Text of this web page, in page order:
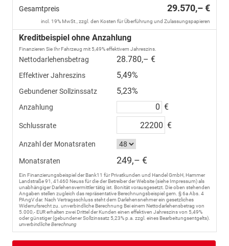
Gesamtpreis 29.570,– €
incl. 19% MwSt., zzgl. den Kosten für Überführung und Zulassungspapieren
Kreditbeispiel ohne Anzahlung
Finanzieren Sie Ihr Fahrzeug mit 5,49% effektivem Jahreszins.
Nettodarlehensbetrag 28.780,– €
Effektiver Jahreszins 5,49%
Gebundener Sollzinssatz 5,23%
Anzahlung €
Schlussrate €
Anzahl der Monatsraten
Monatsraten 249,– €
Ein Finanzierungsbeispiel der Bank11 für Privatkunden und Handel GmbH, Hammer
Landstraße 91, 41460 Neuss für die der Betreiber der Website (siehe Impressum) als
unabhängiger Darlehensvermittler tätig ist. Bonität vorausgesetzt. Die oben stehenden
Angaben stellen zugleich das repräsentative Berechnungsbeispiel gem. § 6a Abs. 4
PAngV dar. Nach Vertragsschluss steht dem Darlehensnehmer ein gesetzliches
Widerrufsrecht zu. unverbindliche Berechnung Bei einem Nettodarlehensbetrag von
5.000,- EUR erhalten zwei Drittel der Kunden einen effektiven Jahreszins von 5,49%
oder günstiger (gebundener Sollzinssatz 5,23% p.a. zzgl. eines Bearbeitungsentgelts).
unverbindliche Berechnung